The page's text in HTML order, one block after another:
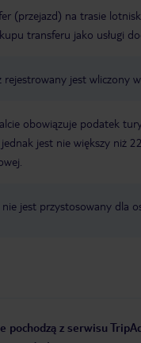
(przejazd) na trasie
transferu jako usługi
rejestrowany jest wliczony
obowiązuje podatek
jednak jest nie większy niż
jest przystosowany dla
pochodzą z serwisu